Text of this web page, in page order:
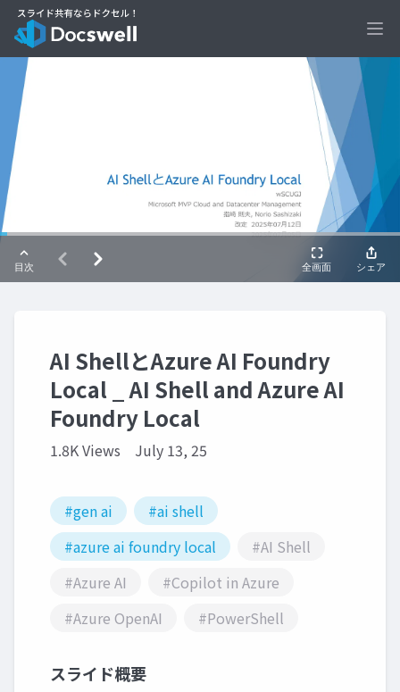
AI ShellとAzure AI Foundry
Local _ AI Shell and Azure AI
Foundry Local
1.8K Views July 13, 25
#gen ai
#ai shell
#azure ai foundry local
#AI Shell
#Azure AI
#Copilot in Azure
#Azure OpenAI
#PowerShell
スライド概要